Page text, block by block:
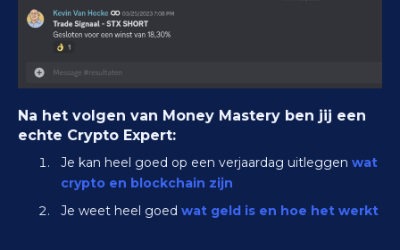
Na het volgen van Money Mastery ben jij een
echte Crypto Expert:
Je kan heel goed op een verjaardag uitleggen wat
crypto en blockchain zijn
Je weet heel goed wat geld is en hoe het werkt